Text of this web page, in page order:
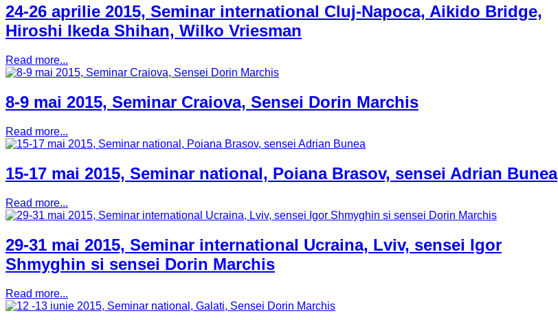
24-26 aprilie 2015, Seminar international Cluj-Napoca, Aikido Bridge,
Hiroshi Ikeda Shihan, Wilko Vriesman
Read more...
8-9 mai 2015, Seminar Craiova, Sensei Dorin Marchis
Read more...
15-17 mai 2015, Seminar national, Poiana Brasov, sensei Adrian Bunea
Read more...
29-31 mai 2015, Seminar international Ucraina, Lviv, sensei Igor
Shmyghin si sensei Dorin Marchis
Read more...